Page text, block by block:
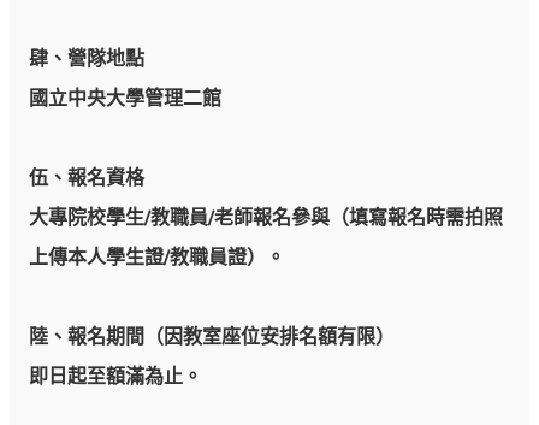
肆、營隊地點
國立中央大學管理二館
伍、報名資格
大專院校學生/教職員/老師報名參與（填寫報名時需拍照
上傳本人學生證/教職員證）。
陸、報名期間（因教室座位安排名額有限）
即日起至額滿為止。